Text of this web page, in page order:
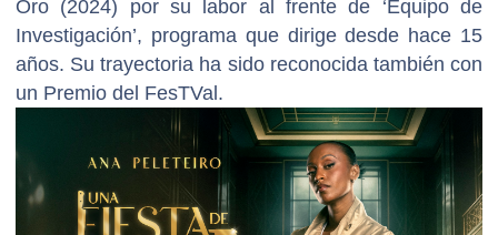
Oro (2024) por su labor al frente de ‘Equipo de
Investigación’, programa que dirige desde hace 15
años. Su trayectoria ha sido reconocida también con
un Premio del FesTVal.